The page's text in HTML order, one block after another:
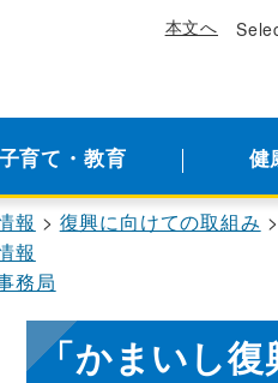
本文へ
子育て・教育 健
報 復興に向けての取組み
報
務局
「かまいし復